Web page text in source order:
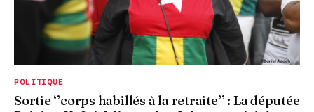
POLITIQUE
Sortie ‘’corps habillés à la retraite’’ : La députée